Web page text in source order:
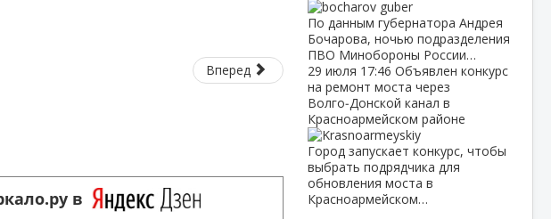
Вперед
в
По данным губернатора Андрея
Бочарова, ночью подразделения
ПВО Минобороны России…
29 июля 17:46 Объявлен конкурс
на ремонт моста через
Волго‑Донской канал в
Красноармейском районе
Город запускает конкурс, чтобы
выбрать подрядчика для
обновления моста в
Красноармейском…